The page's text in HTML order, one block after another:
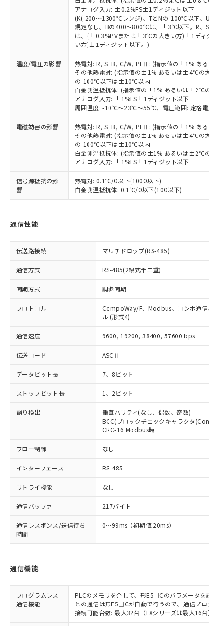
アナログ入力: ±0.2%FS±1ディジット以下
(K(-200～1300℃レンジ)、TとNの-100℃以下、U
規定なし。Bの400～800℃は、±3℃以下。R、S
は、(±0.3%PVまたは±3℃の大きい方)±1ディジ
い方)±1ディジット以下。)
温度/電圧の影響
熱電対: R, S, B, C/W, PLⅡ: (指示値の±1% ある
その他熱電対: (指示値の±1% あるいは±4℃の大き
の-100℃以下は±10℃以内
白金測温抵抗体: (指示値の±1% あるいは±2℃の大
アナログ入力: ±1%FS±1ディジット以下
周囲温度: -10℃～23℃～55℃、電圧範囲: 定格電圧
電磁妨害の影響
熱電対: R, S, B, C/W, PLⅡ: (指示値の±1% ある
その他熱電対: (指示値の±1% あるいは±4℃の大き
の-100℃以下は±10℃以内
白金測温抵抗体: (指示値の±1% あるいは±2℃の大
アナログ入力: ±1%FS±1ディジット以下
信号源抵抗の影
響
熱電対: 0.1℃/Ω以下(100Ω以下)
白金測温抵抗体: 0.1℃/Ω以下(10Ω以下)
通信性能
伝送路接続 マルチドロップ(RS-485)
通信方式 RS-485(2線式半二重)
同期方式 調歩同期
プロトコル
CompoWay/F、Modbus、コンポ通信、
ル (形式4)
通信速度 9600, 19200, 38400, 57600 bps
伝送コード ASCⅡ
データビット長 7、8ビット
ストップビット長 1、2ビット
誤り検出
垂直パリティ(なし、偶数、奇数)
BCC(ブロックチェックキャラクタ
CRC-16 Modbus時
フロー制御 なし
インターフェース RS-485
リトライ機能 なし
通信バッファ 217バイト
通信レスポンス/送信待ち
時間
0～99ms（初期値 20ms）
通信機能
プログラムレス
通信機能
PLCのメモリを介して、形E5□Cのパラメータを読
との通信は形E5□Cが自動で行うので、通信プログ
接続可能台数: 最大32台（FXシリーズは最大16台）
タに基づき作成されるものであり、閲
覧された時点での実際の在庫および標
準価格とは異なる場合があることをご
了承ください。
正式な納期状況および標準価格はお客
様のお取引先、またはお客様担当のオ
ムロン制御機器販売店・当社販売員に
ご相談ください。
オムロン制御機器販売店や当社販売拠
点は「販売ネットワーク
」をご確認
ください。
在庫状況および標準価格結果を当社の
事前の承諾なく第三者に漏洩または開
示しないようお願いします。
マイパーツ機能（部品リスト作成サー
ビス）をご利用いただくには、I-Web
メンバーズにご登録されている必要が
あります。
お客様が当ウェブサイト上で当社にご
登録された部品リストについて、当社
※当社の共同利用者とは、"個人情報
の共同利用に関して"
の「1.共同利
用者の範囲」に記載されている法人を
鉛(Pb) 1000ppm以下、 水銀(Hg) 1000ppm以下、 カド
ミウム(Cd) 100ppm以下、
六価クロム(Cr(Ⅵ)) 1000ppm以下、ポリ臭化ビフェニル
類(PBB) 1000ppm以下、ポリ臭化ジフェニルエーテル類
(PBDE) 1000ppm以下、フタル酸ビス(2-エチルヘキシ
ル) (DEHP)(別名：DOP) 1000ppm以下、フタル酸ブチ
ルベンジル（BBP） 1000ppm以下、フタル酸ジブチル
（DBP） 1000ppm以下、フタル酸ジイソブチル
(DIBP) 1000ppm以下
但し、RoHS指令で産業用監視および制御機器に対する
適用除外項目は除く。
フタル酸エステル類の４物質については閾値を超える意
図的な使用がないことを確認しています。
※2 対応予定月
部品在庫の切り替え状況などにより、予定
月が前後することがあります。
※3 非含有証明書ダウンロード
EU RoHS指令（10物質）の非含有証明書
51物質の非含有証明書（当社基準）
※本証明書は発行日時点で非含有を証明す
るもので、過去に遡って非含有を証明する
ものではありません。
また、RoHS指令のフタル酸エステル類４
物質の対応では、対応完了までの期間は出
荷製品に未対応品が混在することから備考
欄に対応日を記載しておりました。
既に当社にて対応品への在庫切替を完了
していることから、特段のことがない限
り、2022年1月12日より割愛しておりま
*中国RoHS10物質の基準値 (GB/T26572)：
Pb(鉛) :1000ppm、 Hg(水銀) : 1000ppm、 Cd(カドミウ
ム) : 100ppm、
Cr(Ⅵ)(六価クロム) : 1000ppm、 PBBs(ポリ臭化ビフェ
ニル類) : 1000ppm、 PBDEs(ポリ臭化ジフェニルエーテ
ル類) : 1000ppm、
DBP(フタル酸ジブチル) : 1000ppm、 DIBP(フタル酸ジ
ル) : 1000ppm、
DEHP(フタル酸ビス(2-エチルヘキシル)) : 1000ppm
※2 環境保護使用期限
準値以下であることを示します。
「10」：通常の使用状況下において有害物
質が外部に漏えいし、環境に深刻な影響を
及ぼさない年数を意味します。
「－」：未確認です。当社販売部門へお問
い合わせください。
国政府の輸出許可(または役務取引許
可)を取得するなどの必要な手続きを
とります。
当社は規制貨物を破棄する場合は、完
全に破砕するなど、違法に輸出されな
いよう必要な手段を講じます。
当社は貴社製品を、核兵器、ミサイ
ル、化学兵器、生物兵器またはその他
武器並びにこれらの製造装置等に一切
使用いたしません。
当社は、貴社製品を第三者に販売する
場合は、上記1、2および3の内容を当
該第三者に通知します。また当社は、
販売先および販売に係わる関係者が違
法に輸出するおそれがある場合は、取
り引きをいたしません。
説明
一定数以上の在庫あり
△ 一定数には満たないが在庫あり
在庫なし(最新の在庫状況につ
いては、お客様のお取引先、ま
たはお客様担当のオムロン制御
機器販売店・当社販売員にご確
認ください)
受注生産機種、また在庫状況の
情報を公開していない機種